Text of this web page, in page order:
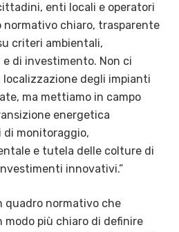
enti locali e operatori
chiaro, trasparente
criteri ambientali,
di investimento. Non ci
localizzazione degli impianti
ma mettiamo in campo
energetica
monitoraggio,
e tutela delle colture di
innovativi.”
quadro normativo che
modo più chiaro di definire